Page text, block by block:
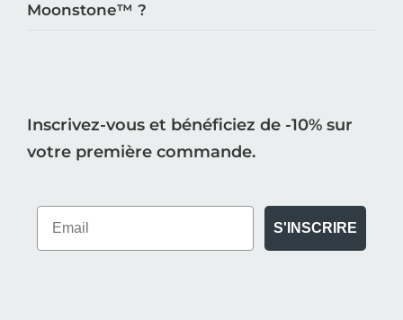
Moonstone™️ ?
Inscrivez-vous et bénéficiez de -10% sur
votre première commande.
S'INSCRIRE